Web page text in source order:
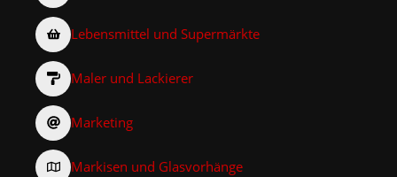
Lebensmittel und Supermärkte
Maler und Lackierer
Marketing
Markisen und Glasvorhänge